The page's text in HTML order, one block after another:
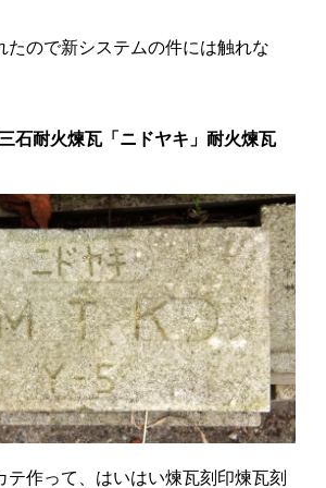
たので新システムの件には触れな
石耐火煉瓦「ニドヤキ」耐火煉瓦
テ作って、はいはい煉瓦刻印煉瓦刻